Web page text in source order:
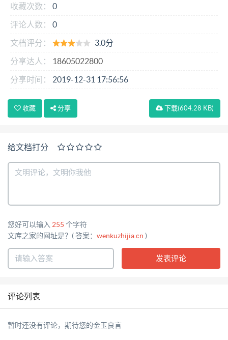
收藏次数：
0
评论人数：
0
文档评分：
3.0分
分享达人：
18605022800
分享时间：
2019-12-31 17:56:56
下载(604.28 KB)
收藏 分享
给文档打分
您好可以输入 255 个字符
文库之家的网址是？( 答案： wenkuzhijia.cn )
评论列表
暂时还没有评论，期待您的金玉良言